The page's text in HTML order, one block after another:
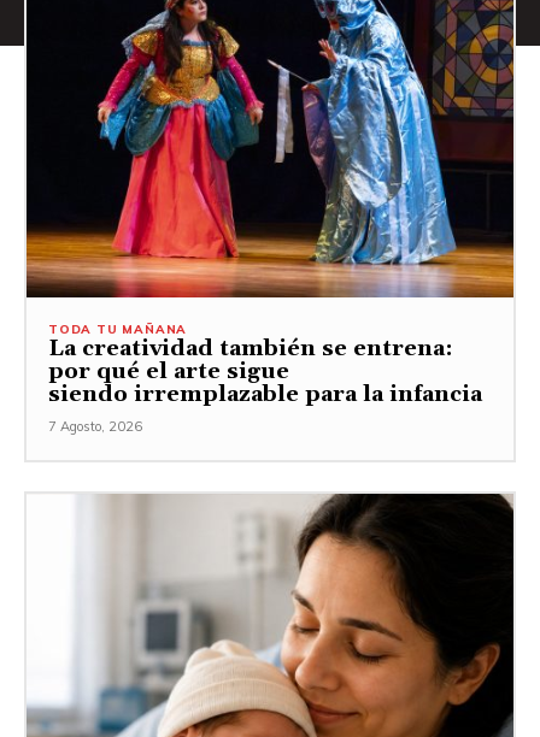
TODA TU MAÑANA
La creatividad también se entrena:
por qué el arte sigue
siendo irremplazable para la infancia
7 Agosto, 2026